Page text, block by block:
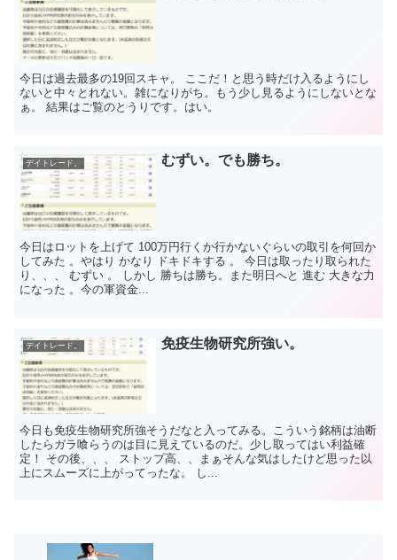
今日は過去最多の19回スキャ。 ここだ！と思う時だけ入るようにし
ないと中々とれない。雑になりがち。もう少し見るようにしないとな
ぁ。 結果はご覧のとうりです。はい。
デイトレード。 むずい。でも勝ち。
今日はロットを上げて 100万円行くか行かないぐらいの取引を何回か
してみた 。やはり かなり ドキドキする 。 今日は取ったり取られた
り、、、 むずい 。 しかし 勝ちは勝ち。また明日へと 進む 大きな力
になった 。今の軍資金...
デイトレード。 免疫生物研究所強い。
今日も免疫生物研究所強そうだなと入ってみる。こういう銘柄は油断
したらガラ喰らうのは目に見えているのだ。少し取ってはい利益確
定！ その後、、、 ストップ高、、まぁそんな気はしたけど思った以
上にスムーズに上がってったな。 し...